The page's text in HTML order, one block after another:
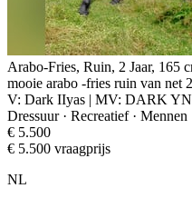
Arabo-Fries, Ruin, 2 Jaar, 165
mooie arabo -fries ruin van net
V: Dark IIyas | MV: DARK
Dressuur · Recreatief · Mennen
€ 5.500
€ 5.500 vraagprijs
NL